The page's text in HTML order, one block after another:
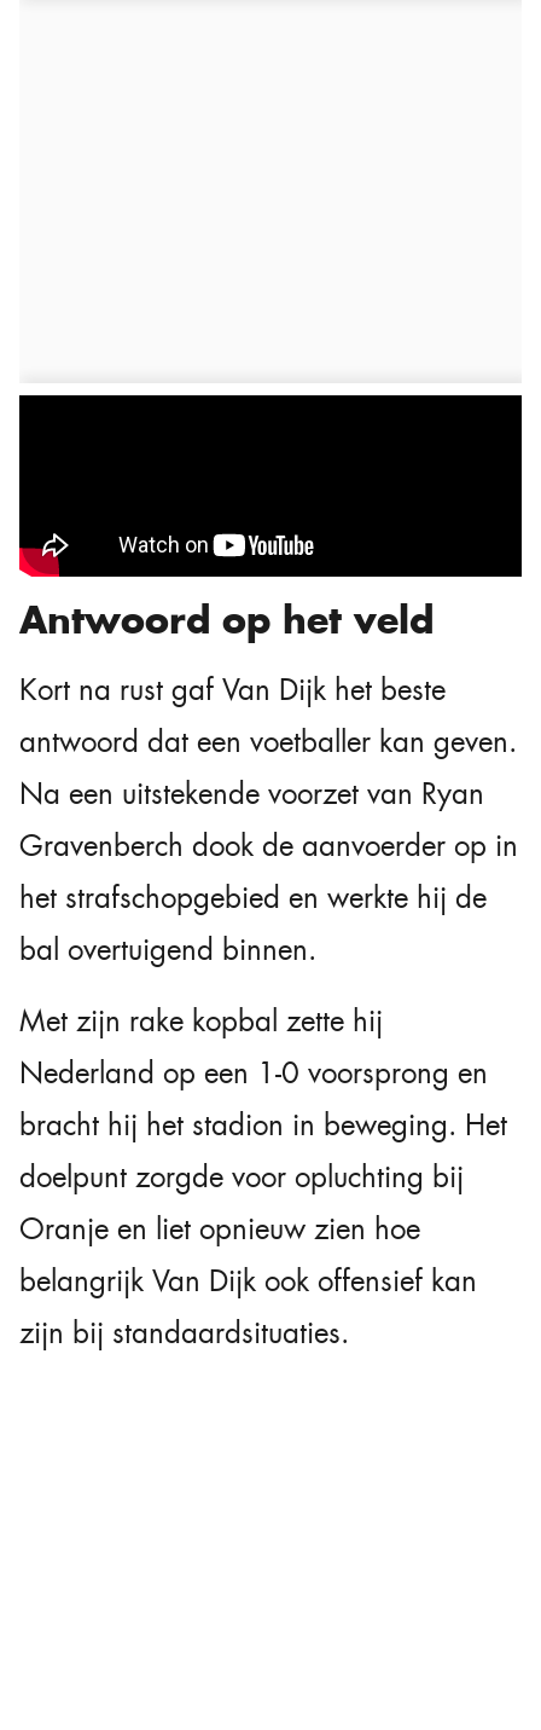
Antwoord op het veld
Kort na rust gaf Van Dijk het beste
antwoord dat een voetballer kan geven.
Na een uitstekende voorzet van Ryan
Gravenberch dook de aanvoerder op in
het strafschopgebied en werkte hij de
bal overtuigend binnen.
Met zijn rake kopbal zette hij
Nederland op een 1-0 voorsprong en
bracht hij het stadion in beweging. Het
doelpunt zorgde voor opluchting bij
Oranje en liet opnieuw zien hoe
belangrijk Van Dijk ook offensief kan
zijn bij standaardsituaties.